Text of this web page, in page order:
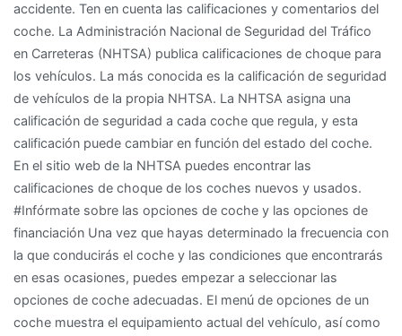
accidente. Ten en cuenta las calificaciones y comentarios del
coche. La Administración Nacional de Seguridad del Tráfico
en Carreteras (NHTSA) publica calificaciones de choque para
los vehículos. La más conocida es la calificación de seguridad
de vehículos de la propia NHTSA. La NHTSA asigna una
calificación de seguridad a cada coche que regula, y esta
calificación puede cambiar en función del estado del coche.
En el sitio web de la NHTSA puedes encontrar las
calificaciones de choque de los coches nuevos y usados.
#Infórmate sobre las opciones de coche y las opciones de
financiación Una vez que hayas determinado la frecuencia con
la que conducirás el coche y las condiciones que encontrarás
en esas ocasiones, puedes empezar a seleccionar las
opciones de coche adecuadas. El menú de opciones de un
coche muestra el equipamiento actual del vehículo, así como